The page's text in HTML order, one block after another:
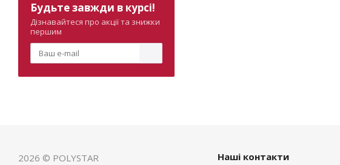
Будьте завжди в курсі!
Дізнавайтеся про акції та знижки
першим
2026 © POLYSTAR Наші контакти